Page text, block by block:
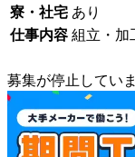
寮・社宅 あり
仕事内容 組立・加
募集が停止してい